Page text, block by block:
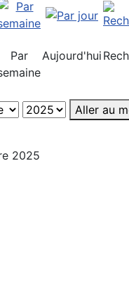
Par
Aujourd'hui
Aller au
2025